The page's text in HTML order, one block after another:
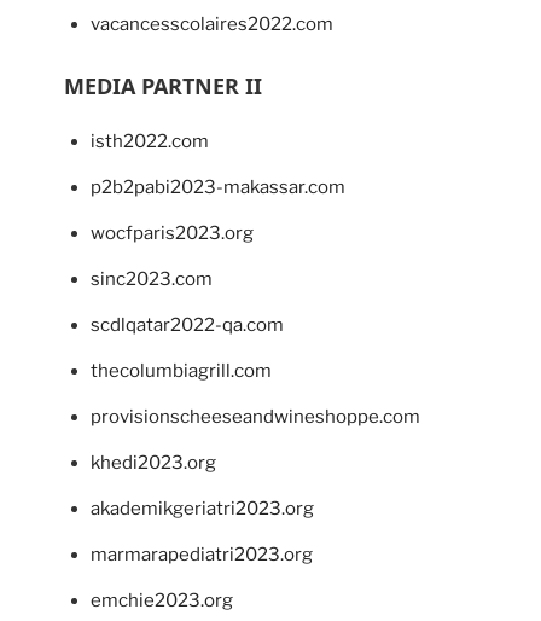
vacancesscolaires2022.com
MEDIA PARTNER II
isth2022.com
p2b2pabi2023-makassar.com
wocfparis2023.org
sinc2023.com
scdlqatar2022-qa.com
thecolumbiagrill.com
provisionscheeseandwineshoppe.com
khedi2023.org
akademikgeriatri2023.org
marmarapediatri2023.org
emchie2023.org